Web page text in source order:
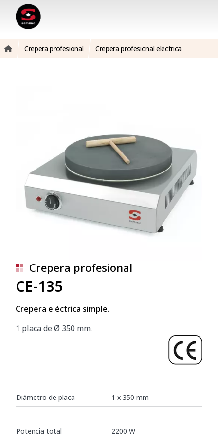
Crepera profesional Crepera profesional eléctrica
Crepera profesional
CE-135
Crepera eléctrica simple.
1 placa de Ø 350 mm.
Diámetro de placa 1 x 350 mm
Potencia total 2200 W